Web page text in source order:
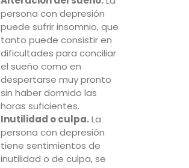
persona con depresión
puede sufrir insomnio, que
tanto puede consistir en
dificultades para conciliar
el sueño como en
despertarse muy pronto
sin haber dormido las
horas suficientes.
Inutilidad o culpa.La
persona con depresión
tiene sentimientos de
inutilidad o de culpa, se